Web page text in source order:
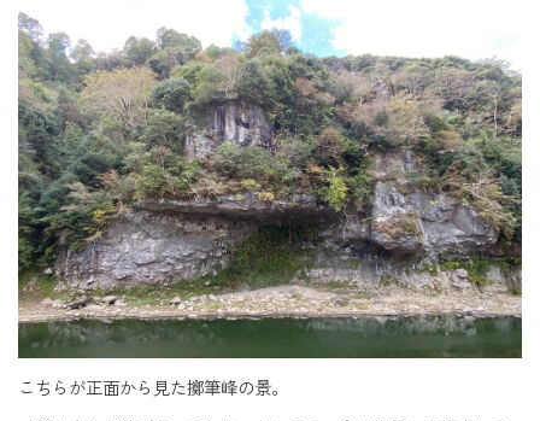
こちらが正面から見た擲筆峰の景。